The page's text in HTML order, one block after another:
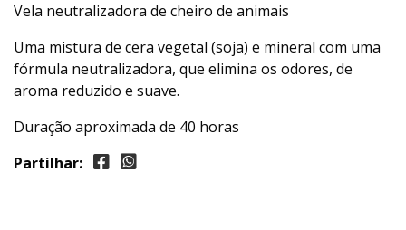
Vela neutralizadora de cheiro de animais
Uma mistura de cera vegetal (soja) e mineral com uma
fórmula neutralizadora, que elimina os odores, de
aroma reduzido e suave.
Duração aproximada de 40 horas
Partilhar: